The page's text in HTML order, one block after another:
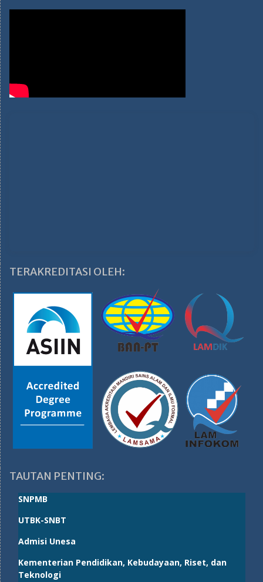
TERAKREDITASI OLEH:
TAUTAN PENTING:
SNPMB
UTBK-SNBT
Admisi Unesa
Kementerian Pendidikan, Kebudayaan, Riset, dan
Teknologi